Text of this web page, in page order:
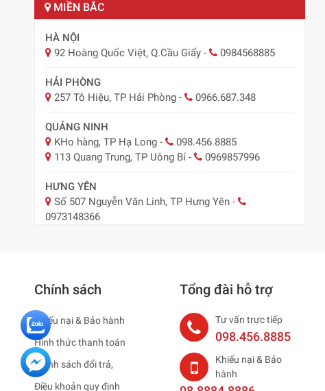
MIỀN BẮC
HÀ NỘI
92 Hoàng Quốc Việt, Q.Cầu Giấy - 0984568885
HẢI PHÒNG
257 Tô Hiệu, TP Hải Phòng - 0966.687.348
QUẢNG NINH
KHo hàng, TP Hạ Long -
098.456.8885
113 Quang Trung, TP Uông Bí - 0969857996
HƯNG YÊN
Số 507 Nguyễn Văn Linh, TP Hưng Yên -
0973148366
NAM ĐỊNH
HẢI DƯƠNG ( NAY HẢI PHÒNG )
75 Thống Nhất, TP. Hải Dương-
HÀ NAM
Chính sách
Khiếu nại & Bảo hành
Hình thức thanh toán
Chính sách đổi trả,
Điều khoản quy định
Tổng đài hỗ trợ
Tư vấn trực tiếp
098.456.8885
Khiếu nại & Bảo
hành